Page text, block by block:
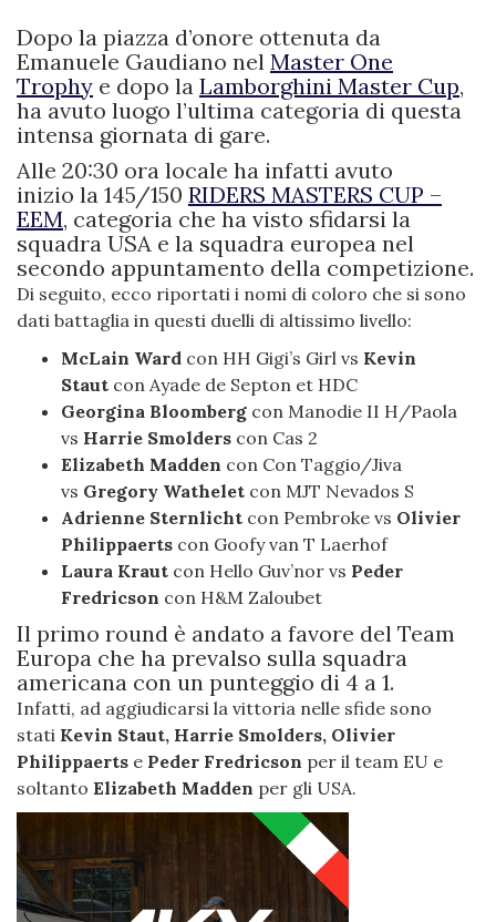
Dopo la piazza d’onore ottenuta da
Emanuele Gaudiano nel Master One
Trophy e dopo la Lamborghini Master Cup,
ha avuto luogo l’ultima categoria di questa
intensa giornata di gare.
Alle 20:30 ora locale ha infatti avuto
inizio la 145/150 RIDERS MASTERS CUP –
EEM, categoria che ha visto sfidarsi la
squadra USA e la squadra europea nel
secondo appuntamento della competizione.
Di seguito, ecco riportati i nomi di coloro che si sono
dati battaglia in questi duelli di altissimo livello:
McLain Ward con HH Gigi’s Girl vs Kevin
Staut con Ayade de Septon et HDC
Georgina Bloomberg con Manodie II H/Paola
vs Harrie Smolders con Cas 2
Elizabeth Madden con Con Taggio/Jiva
vs Gregory Wathelet con MJT Nevados S
Adrienne Sternlicht con Pembroke vs Olivier
Philippaerts con Goofy van T Laerhof
Laura Kraut con Hello Guv’nor vs Peder
Fredricson con H&M Zaloubet
Il primo round è andato a favore del Team
Europa che ha prevalso sulla squadra
americana con un punteggio di 4 a 1.
Infatti, ad aggiudicarsi la vittoria nelle sfide sono
stati Kevin Staut, Harrie Smolders, Olivier
Philippaerts e Peder Fredricson per il team EU e
soltanto Elizabeth Madden per gli USA.